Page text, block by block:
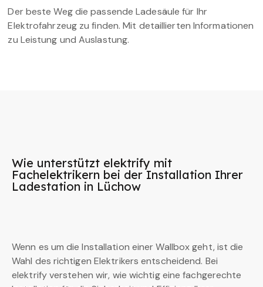
Der beste Weg die passende Ladesäule für Ihr
Elektrofahrzeug zu finden. Mit detaillierten Informationen
zu Leistung und Auslastung.
Wie unterstützt elektrify mit
Fachelektrikern bei der Installation Ihrer
Ladestation in Lüchow
Wenn es um die Installation einer Wallbox geht, ist die
Wahl des richtigen Elektrikers entscheidend. Bei
elektrify verstehen wir, wie wichtig eine fachgerechte